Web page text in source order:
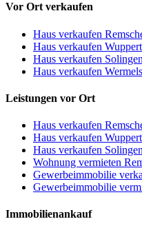
Vor Ort verkaufen
Haus verkaufen
Haus verkaufen
Haus verkaufen Solingen
Haus verkaufen
Leistungen vor Ort
Haus verkaufen
Haus verkaufen
Haus verkaufen Solingen
Wohnung vermieten
Gewerbeimmobilie
Gewerbeimmobilie
Immobilienankauf